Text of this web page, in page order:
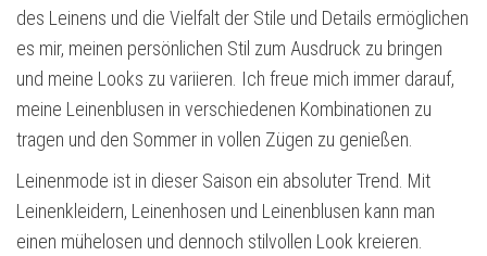
des Leinens und die Vielfalt der Stile und Details ermöglichen
es mir, meinen persönlichen Stil zum Ausdruck zu bringen
und meine Looks zu variieren. Ich freue mich immer darauf,
meine Leinenblusen in verschiedenen Kombinationen zu
tragen und den Sommer in vollen Zügen zu genießen.
Leinenmode ist in dieser Saison ein absoluter Trend. Mit
Leinenkleidern, Leinenhosen und Leinenblusen kann man
einen mühelosen und dennoch stilvollen Look kreieren.